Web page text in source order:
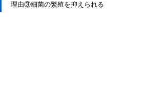
理由③細菌の繁殖を抑えられる